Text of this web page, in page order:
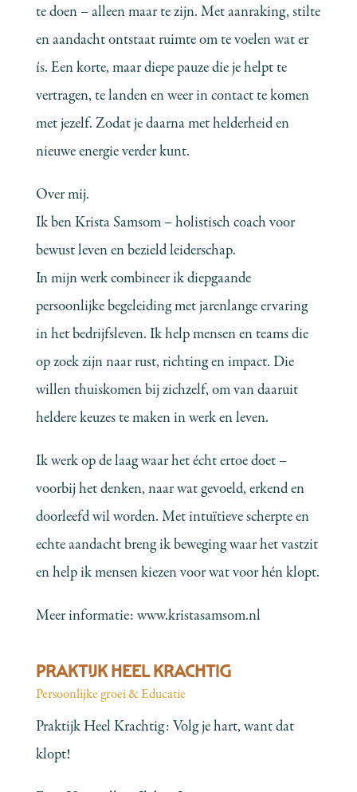
te doen – alleen maar te zijn. Met aanraking, stilte
en aandacht ontstaat ruimte om te voelen wat er
ís. Een korte, maar diepe pauze die je helpt te
vertragen, te landen en weer in contact te komen
met jezelf. Zodat je daarna met helderheid en
nieuwe energie verder kunt.
Over mij.
Ik ben Krista Samsom – holistisch coach voor
bewust leven en bezield leiderschap.
In mijn werk combineer ik diepgaande
persoonlijke begeleiding met jarenlange ervaring
in het bedrijfsleven. Ik help mensen en teams die
op zoek zijn naar rust, richting en impact. Die
willen thuiskomen bij zichzelf, om van daaruit
heldere keuzes te maken in werk en leven.
Ik werk op de laag waar het écht ertoe doet –
voorbij het denken, naar wat gevoeld, erkend en
doorleefd wil worden. Met intuïtieve scherpte en
echte aandacht breng ik beweging waar het vastzit
en help ik mensen kiezen voor wat voor hén klopt.
Meer informatie:www.kristasamsom.nl
PRAKTIJK HEEL KRACHTIG
Persoonlijke groei & Educatie
Praktijk Heel Krachtig: Volg je hart, want dat
klopt!